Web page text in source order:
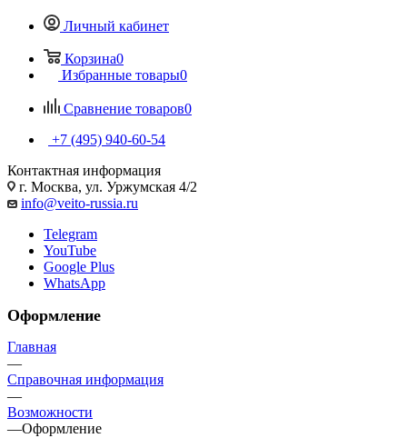
Личный кабинет
Корзина0
Избранные товары0
Сравнение товаров0
+7 (495) 940-60-54
Контактная информация
г. Москва, ул. Уржумская 4/2
info@veito-russia.ru
Telegram
YouTube
Google Plus
WhatsApp
Оформление
Главная
—
Справочная информация
—
Возможности
—Оформление